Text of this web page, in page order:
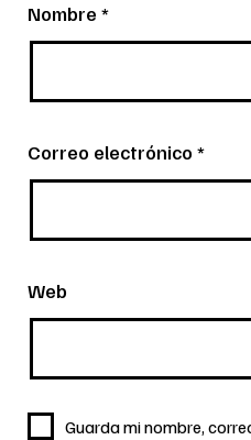
Nombre *
Correo electrónico *
Web
Guarda mi nombre,